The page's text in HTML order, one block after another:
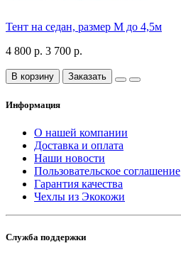
Тент на седан, размер М до 4,5м
4 800 р. 3 700 р.
В корзину Заказать
Информация
О нашей компании
Доставка и оплата
Наши новости
Пользовательское соглашение
Гарантия качества
Чехлы из Экокожи
Служба поддержки